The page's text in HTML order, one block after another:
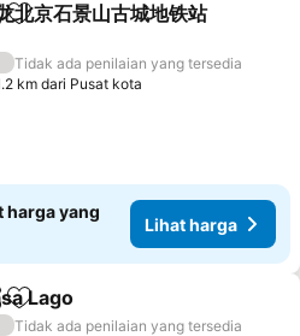
Tambahkan ke favorit
北京石景山古城地铁站
harga
Tidak ada penilaian yang tersedia
km dari Pusat kota
harga yang
Lihat harga
Tambahkan ke favorit
Lago
Tidak ada penilaian yang tersedia